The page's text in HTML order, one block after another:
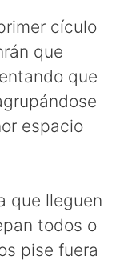
cículo
que
que
espacio
que lleguen
todos o
pise fuera